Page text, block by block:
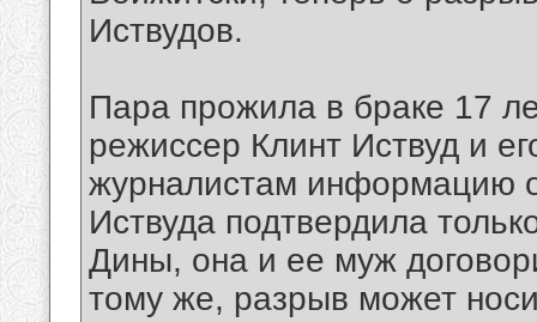
Иствудов.
Пара прожила в браке 17
режиссер Клинт Иствуд и
журналистам информацию о
Иствуда подтвердила
Дины, она и ее муж
тому же, разрыв может